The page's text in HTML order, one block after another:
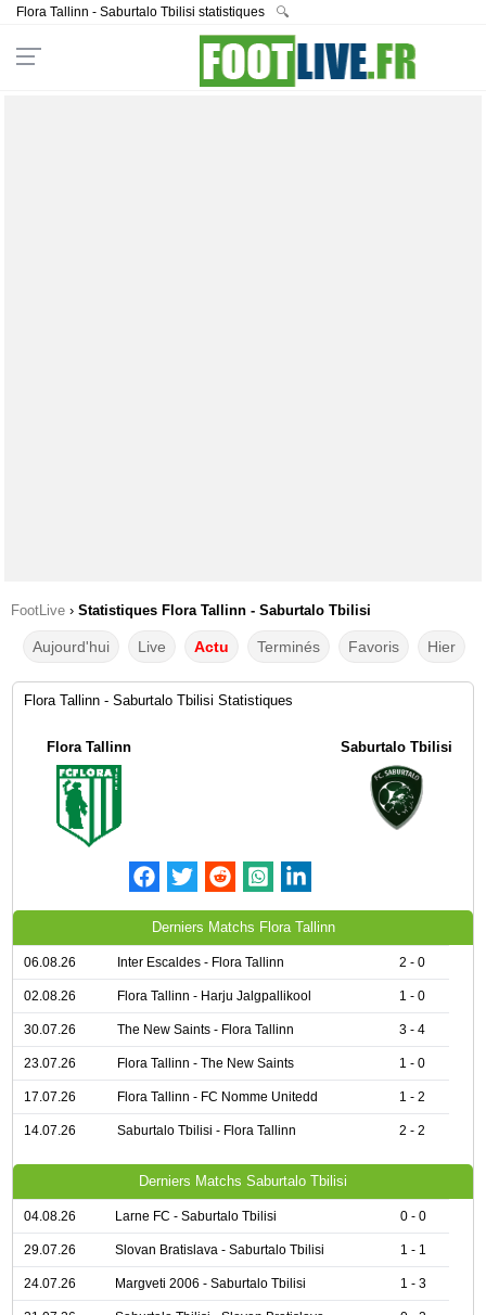
Flora Tallinn - Saburtalo Tbilisi statistiques 🔍
FootLive › Statistiques Flora Tallinn - Saburtalo Tbilisi
Aujourd'hui Live Actu Terminés Favoris Hier
Flora Tallinn - Saburtalo Tbilisi Statistiques
Flora Tallinn Saburtalo Tbilisi
Derniers Matchs Flora Tallinn
06.08.26 Inter Escaldes - Flora Tallinn 2 - 0
02.08.26 Flora Tallinn - Harju Jalgpallikool 1 - 0
30.07.26 The New Saints - Flora Tallinn 3 - 4
23.07.26 Flora Tallinn - The New Saints 1 - 0
17.07.26 Flora Tallinn - FC Nomme Unitedd 1 - 2
14.07.26 Saburtalo Tbilisi - Flora Tallinn 2 - 2
Derniers Matchs Saburtalo Tbilisi
04.08.26 Larne FC - Saburtalo Tbilisi 0 - 0
29.07.26 Slovan Bratislava - Saburtalo Tbilisi 1 - 1
24.07.26 Margveti 2006 - Saburtalo Tbilisi 1 - 3